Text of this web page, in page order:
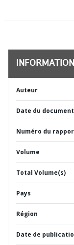
INFORMATION
Auteur
Date du document
Numéro du
Volume
Total Volume(s)
Pays
Région
Date de